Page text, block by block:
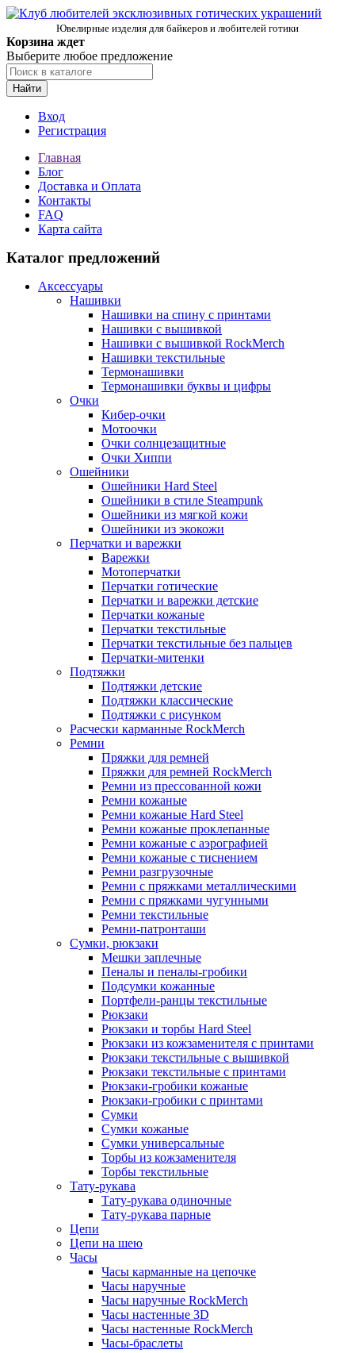
Ювелирные изделия для байкеров и любителей готики
Корзина ждет
Выберите любое предложение
Найти
Вход
Регистрация
Главная
Блог
Доставка и Оплата
Контакты
FAQ
Карта сайта
Каталог предложений
Аксессуары
Нашивки
Нашивки на спину с принтами
Нашивки с вышивкой
Нашивки с вышивкой RockMerch
Нашивки текстильные
Термонашивки
Термонашивки буквы и цифры
Очки
Кибер-очки
Мотоочки
Очки солнцезащитные
Очки Хиппи
Ошейники
Ошейники Hard Steel
Ошейники в стиле Steampunk
Ошейники из мягкой кожи
Ошейники из экокожи
Перчатки и варежки
Варежки
Мотоперчатки
Перчатки готические
Перчатки и варежки детские
Перчатки кожаные
Перчатки текстильные
Перчатки текстильные без пальцев
Перчатки-митенки
Подтяжки
Подтяжки детские
Подтяжки классические
Подтяжки с рисунком
Расчески карманные RockMerch
Ремни
Пряжки для ремней
Пряжки для ремней RockMerch
Ремни из прессованной кожи
Ремни кожаные
Ремни кожаные Hard Steel
Ремни кожаные проклепанные
Ремни кожаные с аэрографией
Ремни кожаные с тиснением
Ремни разгрузочные
Ремни с пряжками металлическими
Ремни с пряжками чугунными
Ремни текстильные
Ремни-патронташи
Сумки, рюкзаки
Мешки заплечные
Пеналы и пеналы-гробики
Подсумки кожанные
Портфели-ранцы текстильные
Рюкзаки
Рюкзаки и торбы Hard Steel
Рюкзаки из кожзаменителя с принтами
Рюкзаки текстильные с вышивкой
Рюкзаки текстильные с принтами
Рюкзаки-гробики кожаные
Рюкзаки-гробики с принтами
Сумки
Сумки кожаные
Сумки универсальные
Торбы из кожзаменителя
Торбы текстильные
Тату-рукава
Тату-рукава одиночные
Тату-рукава парные
Цепи
Цепи на шею
Часы
Часы карманные на цепочке
Часы наручные
Часы наручные RockMerch
Часы настенные 3D
Часы настенные RockMerch
Часы-браслеты